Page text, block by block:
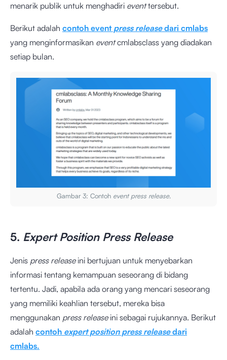
menarik publik untuk menghadiri eventtersebut.
Berikut adalah contoh eventpress releasedari cmlabs
yang menginformasikan eventcmlabsclass yang diadakan
setiap bulan.
Gambar 3: Contoh event press release.
5. Expert Position Press Release
Jenis press releaseini bertujuan untuk menyebarkan
informasi tentang kemampuan seseorang di bidang
tertentu. Jadi, apabila ada orang yang mencari seseorang
yang memiliki keahlian tersebut, mereka bisa
menggunakan press releaseini sebagai rujukannya. Berikut
adalah contoh expert position press releasedari
cmlabs.